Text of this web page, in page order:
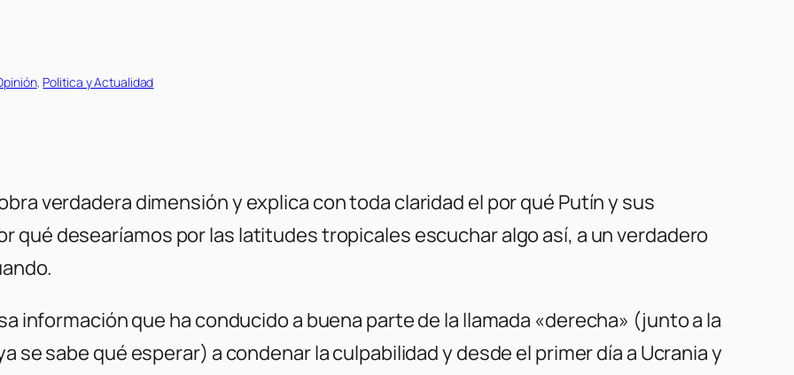
, Politica y Actualidad
verdadera dimensión y explica con toda claridad el por qué Putín y sus
qué desearíamos por las latitudes tropicales escuchar algo así, a un verdadero
información que ha conducido a buena parte de la llamada «derecha» (junto a la
se sabe qué esperar) a condenar la culpabilidad y desde el primer día a Ucrania y